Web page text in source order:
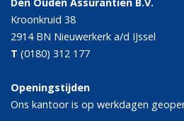
Kroonkruid 38
2914 BN Nieuwerkerk a/d IJssel
T (0180) 312 177
Openingstijden
Ons kantoor is op werkdagen